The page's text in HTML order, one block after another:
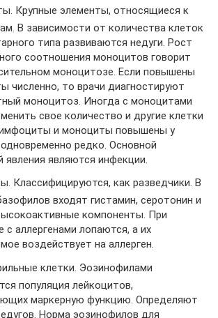
Крупные элементы, относящиеся к
В зависимости от количества клеток
типа развиваются недуги. Рост
соотношения моноцитов говорит
моноцитозе. Если повышены
численно, то врачи диагностируют
моноцитоз. Иногда с моноцитами
свое количество и другие клетки
и моноциты повышены у
редко. Основной
явления являются инфекции.
Классифицируются, как разведчики. В
входят гистамин, серотонин и
компоненты. При
с аллергенами лопаются, а их
воздействует на аллерген.
клетки. Эозинофилами
популяция лейкоцитов,
маркерную функцию. Определяют
Норма эозинофилов для